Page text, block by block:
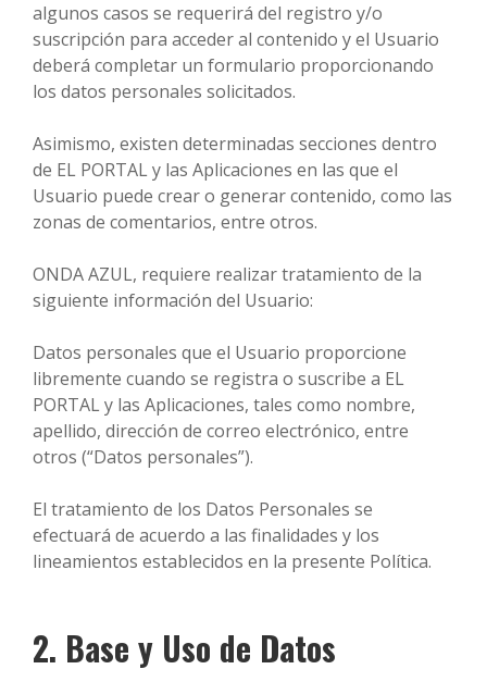
algunos casos se requerirá del registro y/o
suscripción para acceder al contenido y el Usuario
deberá completar un formulario proporcionando
los datos personales solicitados.
Asimismo, existen determinadas secciones dentro
de EL PORTAL y las Aplicaciones en las que el
Usuario puede crear o generar contenido, como las
zonas de comentarios, entre otros.
ONDA AZUL, requiere realizar tratamiento de la
siguiente información del Usuario:
Datos personales que el Usuario proporcione
libremente cuando se registra o suscribe a EL
PORTAL y las Aplicaciones, tales como nombre,
apellido, dirección de correo electrónico, entre
otros (“Datos personales”).
El tratamiento de los Datos Personales se
efectuará de acuerdo a las finalidades y los
lineamientos establecidos en la presente Política.
2. Base y Uso de Datos